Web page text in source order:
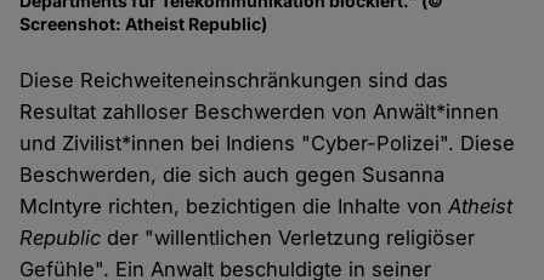
Screenshot: Atheist Republic)
Diese Reichweiteneinschränkungen sind das
Resultat zahlloser Beschwerden von Anwält*innen
und Zivilist*innen bei Indiens "Cyber-Polizei". Diese
Beschwerden, die sich auch gegen Susanna
McIntyre richten, bezichtigen die Inhalte vonAtheist
Republic der "willentlichen Verletzung religiöser
Gefühle". Ein Anwalt beschuldigte in seiner